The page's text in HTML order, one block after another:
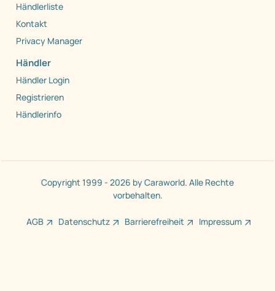
Händlerliste
Kontakt
Privacy Manager
Händler
Händler Login
Registrieren
Händlerinfo
Copyright 1999 - 2026 by Caraworld. Alle Rechte
vorbehalten.
AGB Datenschutz Barrierefreiheit Impressum